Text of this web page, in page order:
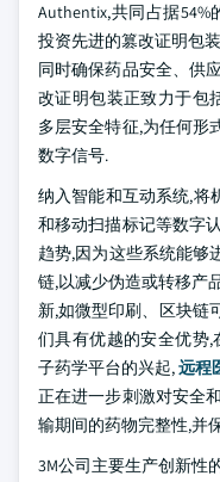
Authentix,共同占据
投资先进的篡改证明包
同时确保药品安全、供
改证明包装正致力于包
多层安全特征,为任何形
数字信号.
纳入智能和互动系统,将
和移动扫描标记等数字
趋势,因为这些系统能够
链,以减少伪造或转移产
新,如微型印刷、区块链
们具有优越的安全优势
子药学平台的兴起,远程
正在进一步刺激对安全
输期间的药物完整性,并
3M公司主要生产创新性